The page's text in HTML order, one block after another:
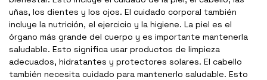
uñas, los dientes y los ojos. El cuidado corporal también
incluye la nutrición, el ejercicio y la higiene. La piel es el
órgano más grande del cuerpo y es importante mantenerla
saludable. Esto significa usar productos de limpieza
adecuados, hidratantes y protectores solares. El cabello
también necesita cuidado para mantenerlo saludable. Esto